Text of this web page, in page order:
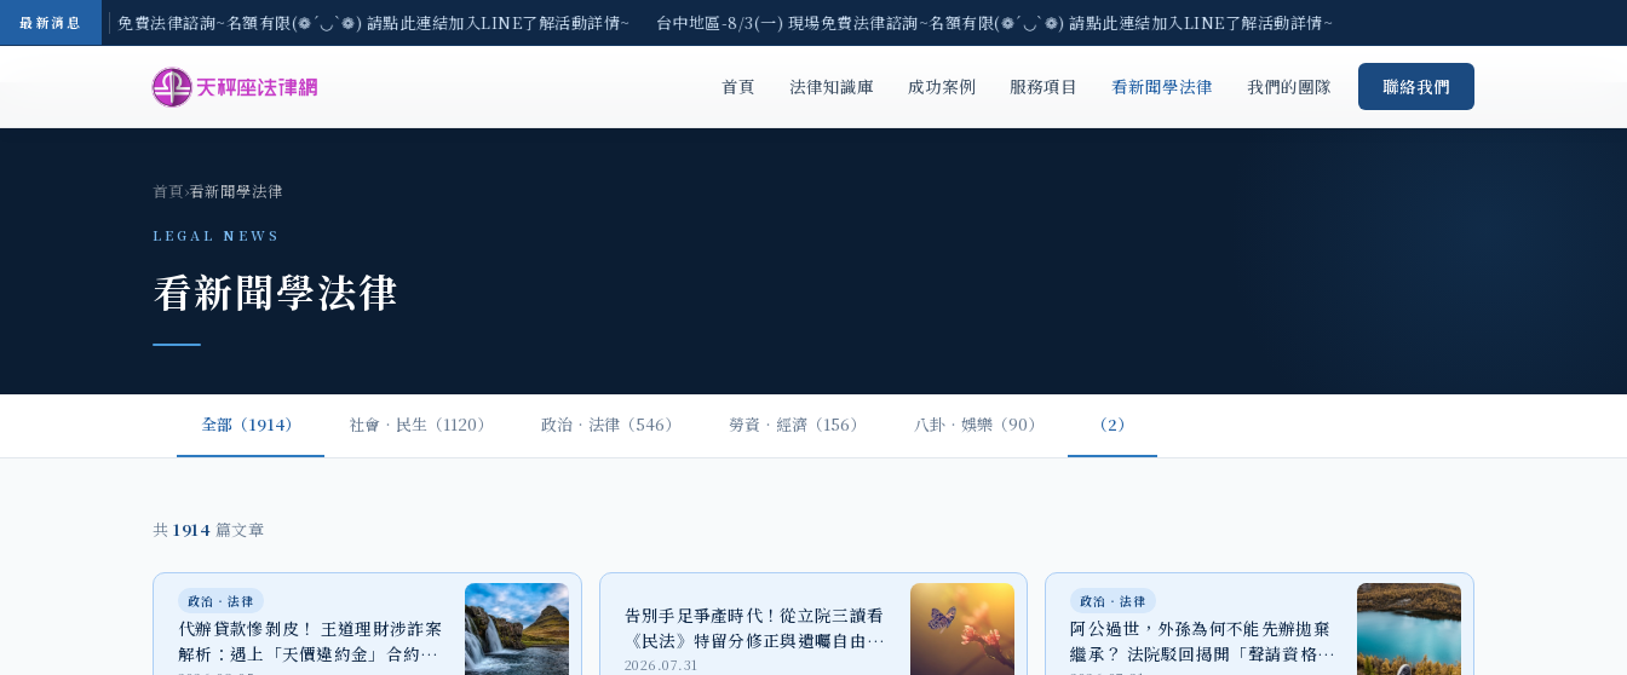
最新消息
-8/3(一) 現場免費法律諮詢~名額有限(❁´◡`❁) 請點此連結加入LINE了解活動詳情~ 台中地區-8/3(一) 現場免費法律諮詢~名額有限(❁´◡`❁) 請點此連結加入LINE了解活動詳情~
首頁 法律知識庫 成功案例 服務項目 看新聞學法律 我們的團隊 聯絡我們
首頁›看新聞學法律
LEGAL NEWS
看新聞學法律
全部（1914） 社會‧民生（1120） 政治‧法律（546） 勞資‧經濟（156） 八卦‧娛樂（90） （2）
共 1914 篇文章
政治‧法律
代辦貸款慘剝皮！ 王道理財涉詐案
解析：遇上「天價違約金」合約該
告別手足爭產時代！從立院三讀看
《民法》特留分修正與遺囑自由之
實踐
2026.07.31
政治‧法律
阿公過世，外孫為何不能先辦拋棄
繼承？ 法院駁回揭開「聲請資格」